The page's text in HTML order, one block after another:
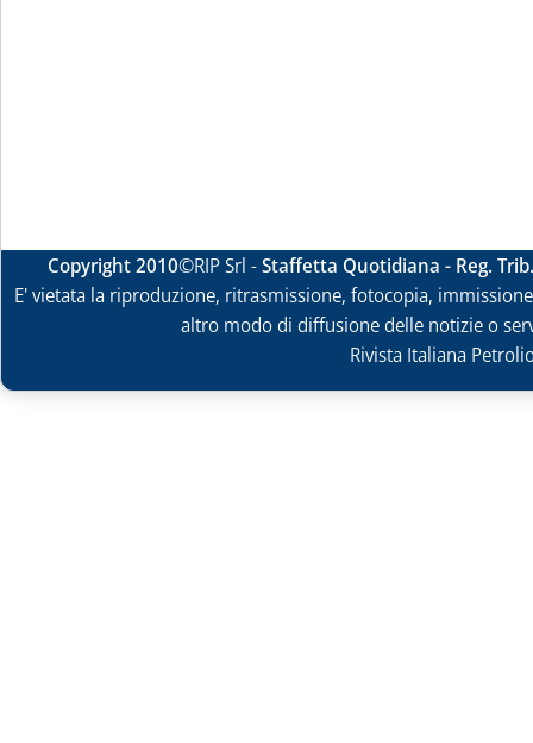
Copyright 2010©RIP Srl -Staffetta Quotidiana - Reg.
E' vietata la riproduzione, ritrasmissione, fotocopia,
altro modo di diffusione delle notizie o
Rivista Italiana